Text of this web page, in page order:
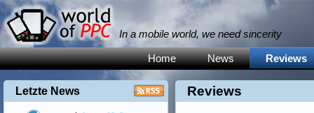
In a mobile world, we need sincerity
Home News Reviews
Reviews
Letzte News